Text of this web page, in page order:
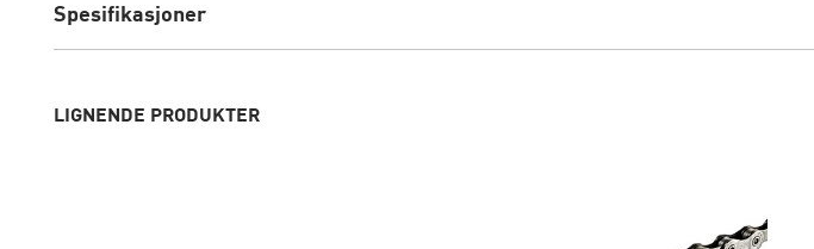
Spesifikasjoner
LIGNENDE PRODUKTER